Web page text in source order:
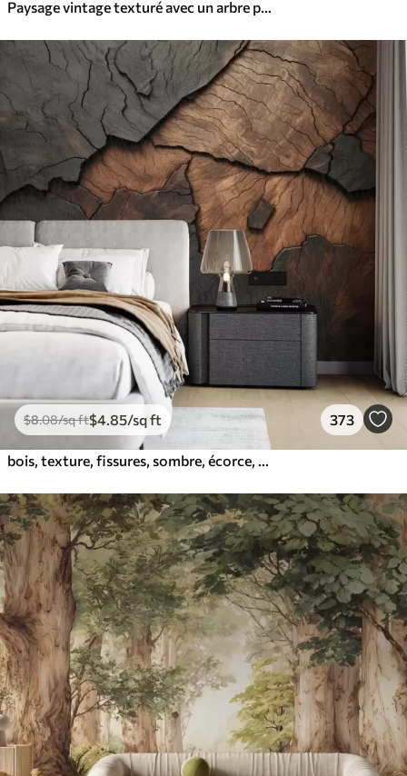
$8.08/sq ft$4 .85/sq ft 373